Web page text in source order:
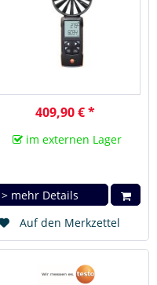
409,90 € *
im externen Lager
> mehr Details
Auf den Merkzettel